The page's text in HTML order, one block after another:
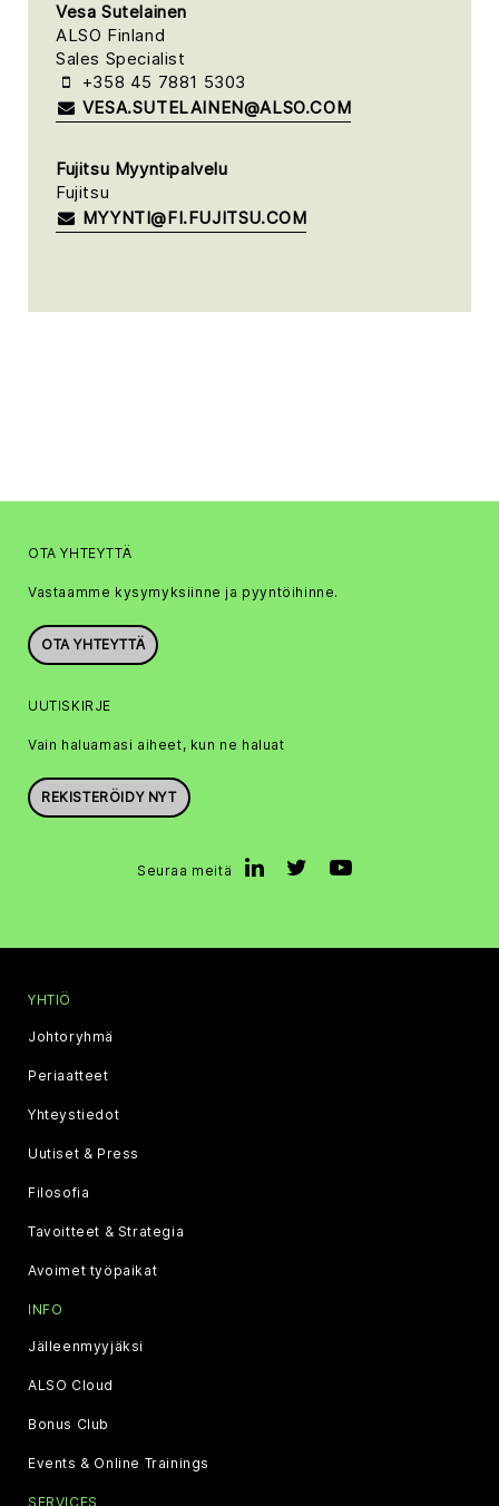
Vesa Sutelainen
ALSO Finland
Sales Specialist
+358 45 7881 5303
VESA.SUTELAINEN@ALSO.COM
Fujitsu Myyntipalvelu
Fujitsu
MYYNTI@FI.FUJITSU.COM
OTA YHTEYTTÄ
Vastaamme kysymyksiinne ja pyyntöihinne.
OTA YHTEYTTÄ
UUTISKIRJE
Vain haluamasi aiheet, kun ne haluat
REKISTERÖIDY NYT
Seuraa meitä
YHTIÖ
Johtoryhmä
Periaatteet
Yhteystiedot
Uutiset & Press
Filosofia
Tavoitteet & Strategia
Avoimet työpaikat
INFO
Jälleenmyyjäksi
ALSO Cloud
Bonus Club
Events & Online Trainings
SERVICES